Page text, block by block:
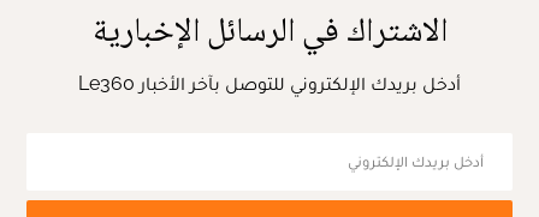
الاشتراك في الرسائل الإخبارية
أدخل بريدك الإلكتروني للتوصل بآخر الأخبار Le360